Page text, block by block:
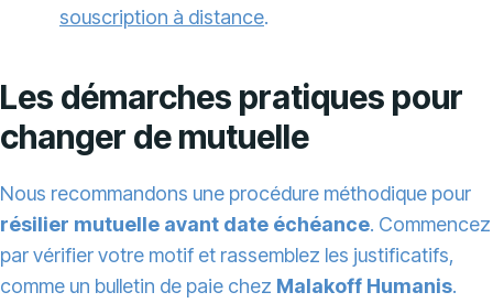
souscription à distance.
Les démarches pratiques pour
changer de mutuelle
Nous recommandons une procédure méthodique pour
résilier mutuelle avant date échéance. Commencez
par vérifier votre motif et rassemblez les justificatifs,
comme un bulletin de paie chez Malakoff Humanis.